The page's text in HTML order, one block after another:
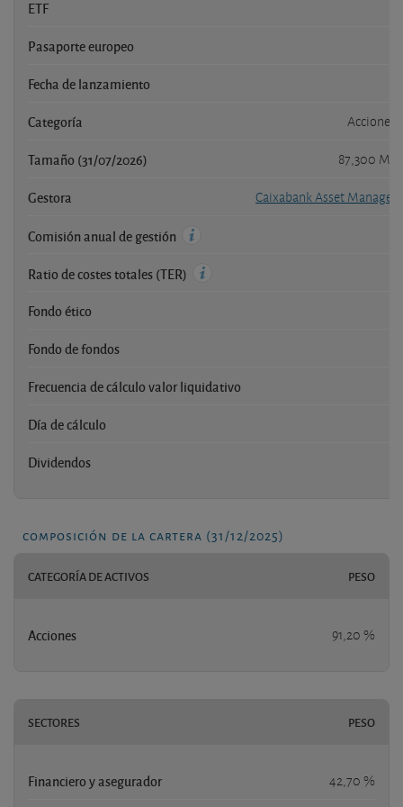
ETF
Pasaporte europeo
Fecha de lanzamiento
Categoría Acciones
Tamaño (31/07/2026) 87,300
Gestora Caixabank Asset
Comisión anual de gestión
Ratio de costes totales (TER)
Fondo ético
Fondo de fondos
Frecuencia de cálculo valor liquidativo
Día de cálculo
Dividendos
composición de la cartera (31/12/2025)
CATEGORÍA DE ACTIVOS PESO
Acciones 91,20 %
SECTORES PESO
Financiero y asegurador 42,70 %